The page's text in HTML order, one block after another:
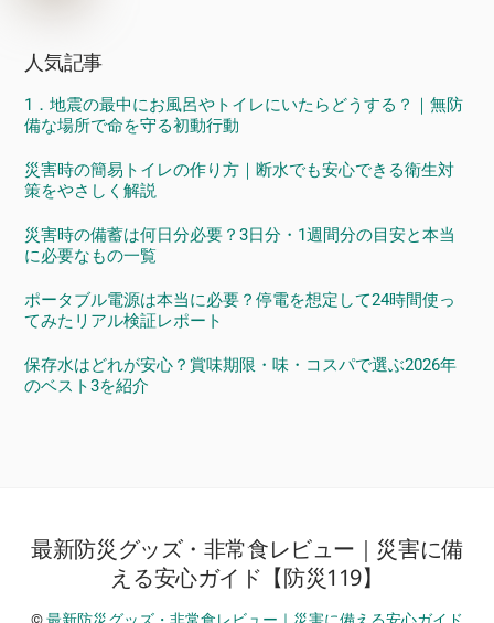
人気記事
1．地震の最中にお風呂やトイレにいたらどうする？｜無防
備な場所で命を守る初動行動
災害時の簡易トイレの作り方｜断水でも安心できる衛生対
策をやさしく解説
災害時の備蓄は何日分必要？3日分・1週間分の目安と本当
に必要なもの一覧
ポータブル電源は本当に必要？停電を想定して24時間使っ
てみたリアル検証レポート
保存水はどれが安心？賞味期限・味・コスパで選ぶ2026年
のベスト3を紹介
Back
To
最新防災グッズ・非常食レビュー｜災害に備
える安心ガイド【防災119】
©最新防災グッズ・非常食レビュー｜災害に備える安心ガイド